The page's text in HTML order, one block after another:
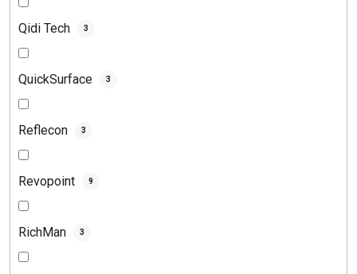
Qidi Tech 3
QuickSurface 3
Reflecon 3
Revopoint 9
RichMan 3